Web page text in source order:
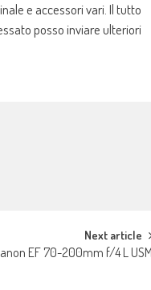
e accessori vari. Il tutto
posso inviare ulteriori
Next article
EF 70-200mm f/4 L